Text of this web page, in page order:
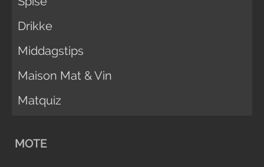
Drikke
Middagstips
Maison Mat & Vin
Matquiz
MOTE